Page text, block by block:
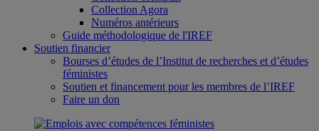
Collection Agora
Numéros antérieurs
Guide méthodologique de l'IREF
Soutien financier
Bourses d’études de l’Institut de recherches et d’études
féministes
Soutien et financement pour les membres de l’IREF
Faire un don